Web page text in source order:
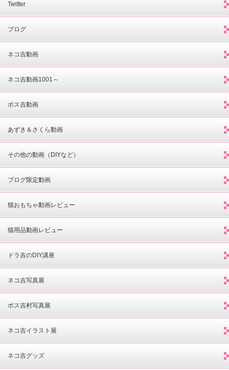
Twitter
ブログ
ネコ吉動画
ネコ吉動画1001～
ボス吉動画
あずき＆さくら動画
その他の動画（DIYなど）
ブログ限定動画
猫おもちゃ動画レビュー
猫用品動画レビュー
ドラ吉のDIY講座
ネコ吉写真展
ボス吉村写真展
ネコ吉イラスト展
ネコ吉グッズ